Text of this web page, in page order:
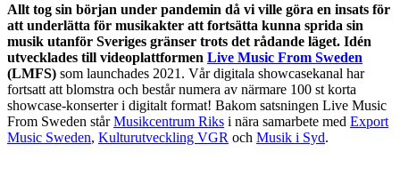
Allt tog sin början under pandemin då vi ville göra en insats för
att underlätta för musikakter att fortsätta kunna sprida sin
musik utanför Sveriges gränser trots det rådande läget. Idén
utvecklades till videoplattformen Live Music From Sweden
(LMFS) som launchades 2021. Vår digitala showcasekanal har
fortsatt att blomstra och består numera av närmare 100 st korta
showcase-konserter i digitalt format! Bakom satsningen Live Music
From Sweden stårMusikcentrum Riks i nära samarbete med Export
Music Sweden, Kulturutveckling VGR och Musik i Syd.